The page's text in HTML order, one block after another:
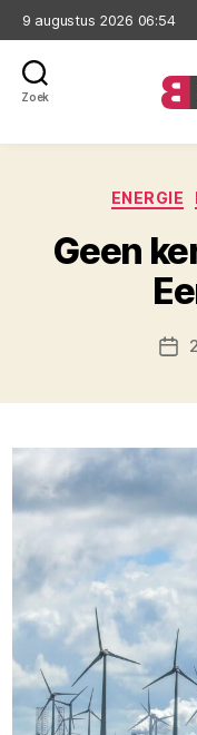
9 augustus 2026 06:54
Zoek
ENERGIE
Geen